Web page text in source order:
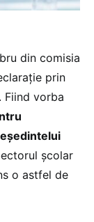
din comisia
prin
Fiind vorba
școlar
o astfel de